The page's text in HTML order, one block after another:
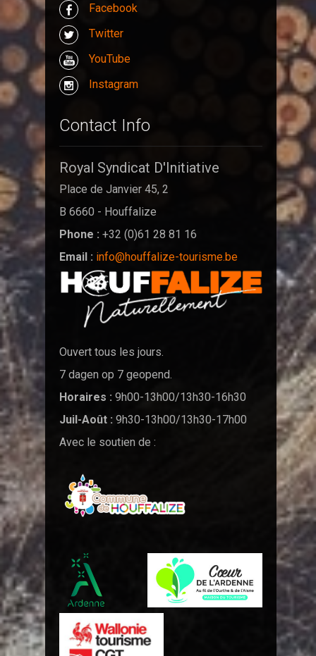
Facebook
Twitter
YouTube
Instagram
Contact Info
Royal Syndicat D'Initiative
Place de Janvier 45, 2
B 6660 - Houffalize
Phone : +32 (0)61 28 81 16
Email : info@houffalize-tourisme.be
Ouvert tous les jours.
7 dagen op 7 geopend.
Horaires : 9h00-13h00/13h30-16h30
Juil-Août : 9h30-13h00/13h30-17h00
Avec le soutien de :